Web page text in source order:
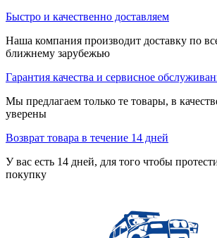
Быстро и качественно доставляем
Наша компания производит доставку по
ближнему зарубежью
Гарантия качества и сервисное
Мы предлагаем только те товары, в
уверены
Возврат товара в течение 14 дней
У вас есть 14 дней, для того чтобы
покупку